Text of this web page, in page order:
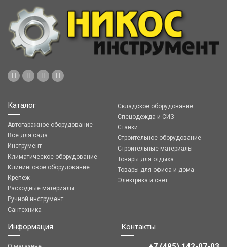
Каталог
Автогаражное оборудование
Все для сада
Инструмент
Климатическое оборудование
Клининговое оборудование
Крепеж
Расходные материалы
Ручной инструмент
Сантехника
Складское оборудование
Спецодежда и СИЗ
Станки
Строительное оборудование
Строительные материалы
Товары для отдыха
Товары для офиса и дома
Электрика и свет
Информация Контакты